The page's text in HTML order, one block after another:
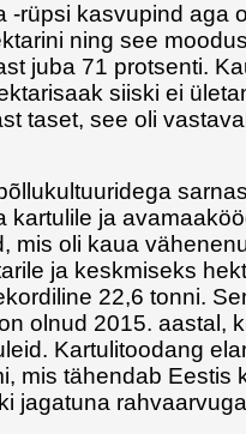
-rüpsi kasvupind aga
ning see
juba 71 protsenti.
siiski ei
taset, see oli
kartulile ja
mis oli kaua
ja keskmiseks
22,6 tonni.
olnud 2015. aastal,
Kartulitoodang
mis tähendab Eestis
jagatuna